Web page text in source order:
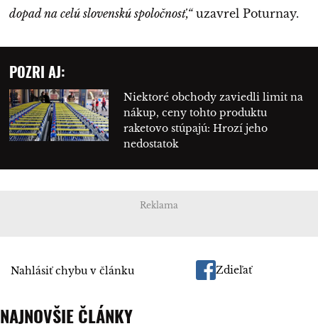
dopad na celú slovenskú spoločnosť,“uzavrel Poturnay.
POZRI AJ:
Niektoré obchody zaviedli limit na
nákup, ceny tohto produktu
raketovo stúpajú: Hrozí jeho
nedostatok
Reklama
Nahlásiť chybu v článku Zdieľať
NAJNOVŠIE ČLÁNKY